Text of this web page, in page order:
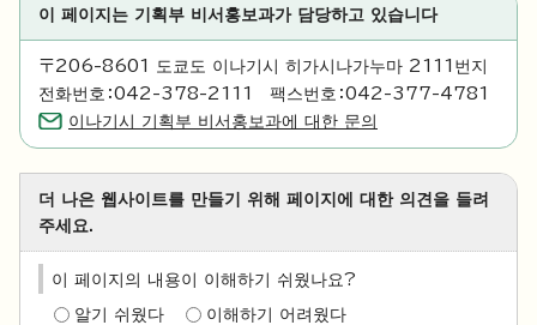
이 페이지는 기획부 비서홍보과가 담당하고 있습니다
〒206-8601 도쿄도 이나기시 히가시나가누마 2111번지
전화번호：042-378-2111 팩스번호：042-377-4781
이나기시 기획부 비서홍보과에 대한 문의
더 나은 웹사이트를 만들기 위해 페이지에 대한 의견을 들려
주세요.
이 페이지의 내용이 이해하기 쉬웠나요?
알기 쉬웠다 이해하기 어려웠다